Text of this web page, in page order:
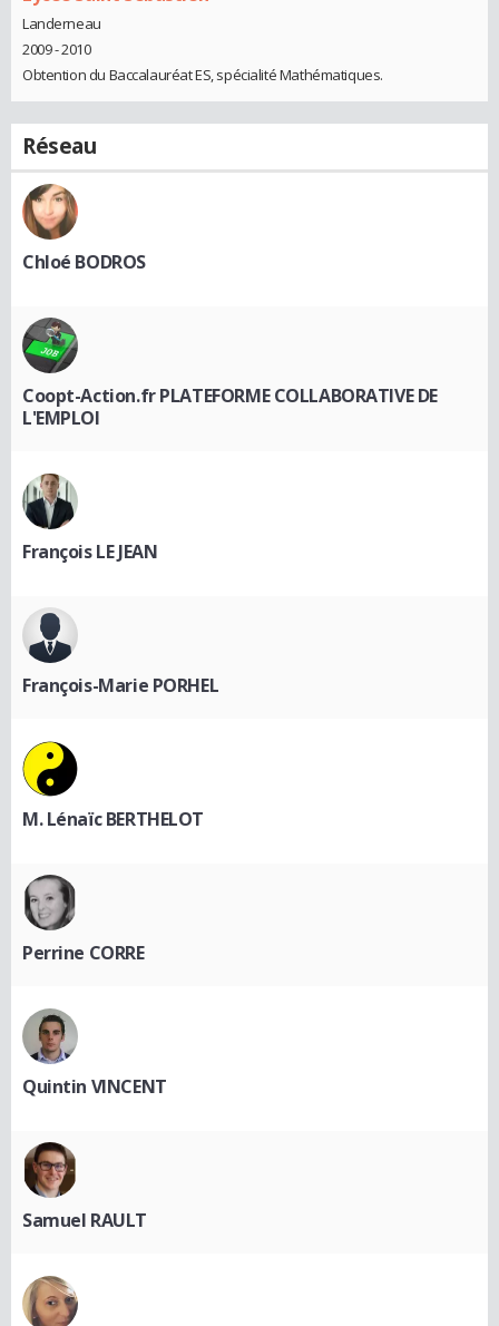
Landerneau
2009 - 2010
Obtention du Baccalauréat ES, spécialité Mathématiques.
Réseau
Chloé BODROS
Coopt-Action.fr PLATEFORME COLLABORATIVE DE
L'EMPLOI
François LE JEAN
François-Marie PORHEL
M. Lénaïc BERTHELOT
Perrine CORRE
Quintin VINCENT
Samuel RAULT